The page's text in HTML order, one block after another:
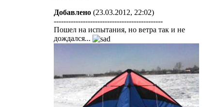
Добавлено (23.03.2012, 22:02)
---------------------------------------------
Пошел на испытания, но ветра так и не
дождался...